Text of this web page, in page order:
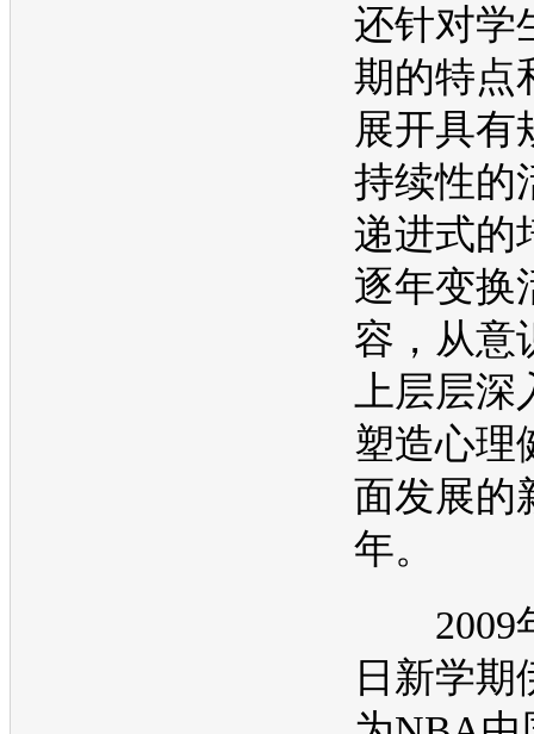
还针对学
期的特点
展开具有
持续性的
递进式的
逐年变换
容，从意
上层层
塑造心理
面发展的
年。
2009
日新学期